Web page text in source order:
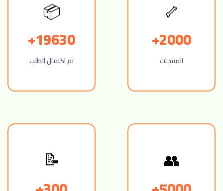
🦴
2000+
المنتجات
📦
19630+
تم اكتمال الطلب
👥
📝